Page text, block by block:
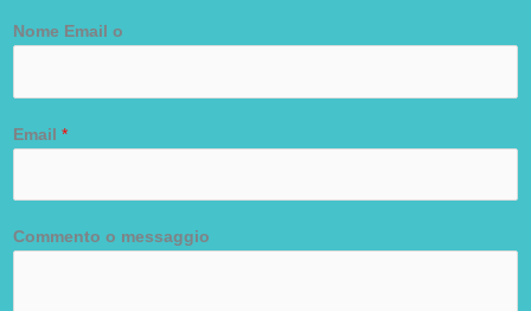
Nome Email o
Email *
Commento o messaggio